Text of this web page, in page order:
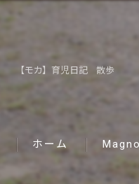
【モカ】育児日記 散歩
ホーム